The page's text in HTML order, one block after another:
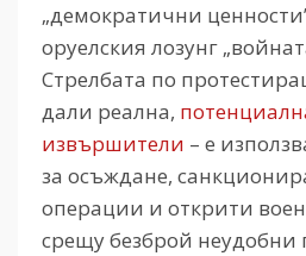
„демократични
оруелския лозунг
Стрелбата по
дали реална,
извършители – е
за осъждане,
операции и открити
срещу безброй неудобни